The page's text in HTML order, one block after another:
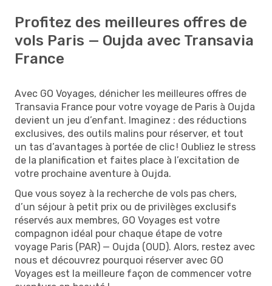
Profitez des meilleures offres de
vols Paris — Oujda avec Transavia
France
Avec GO Voyages, dénicher les meilleures offres de
Transavia France pour votre voyage de Paris à Oujda
devient un jeu d’enfant. Imaginez : des réductions
exclusives, des outils malins pour réserver, et tout
un tas d’avantages à portée de clic ! Oubliez le stress
de la planification et faites place à l’excitation de
votre prochaine aventure à Oujda.
Que vous soyez à la recherche de vols pas chers,
d’un séjour à petit prix ou de privilèges exclusifs
réservés aux membres, GO Voyages est votre
compagnon idéal pour chaque étape de votre
voyage Paris (PAR) — Oujda (OUD). Alors, restez avec
nous et découvrez pourquoi réserver avec GO
Voyages est la meilleure façon de commencer votre